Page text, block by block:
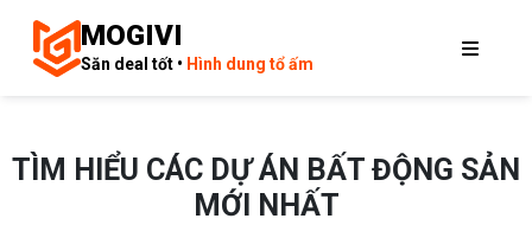
MOGIVI
Săn deal tốt • Hình dung tổ ấm
TÌM HIỂU CÁC DỰ ÁN BẤT ĐỘNG SẢN
MỚI NHẤT